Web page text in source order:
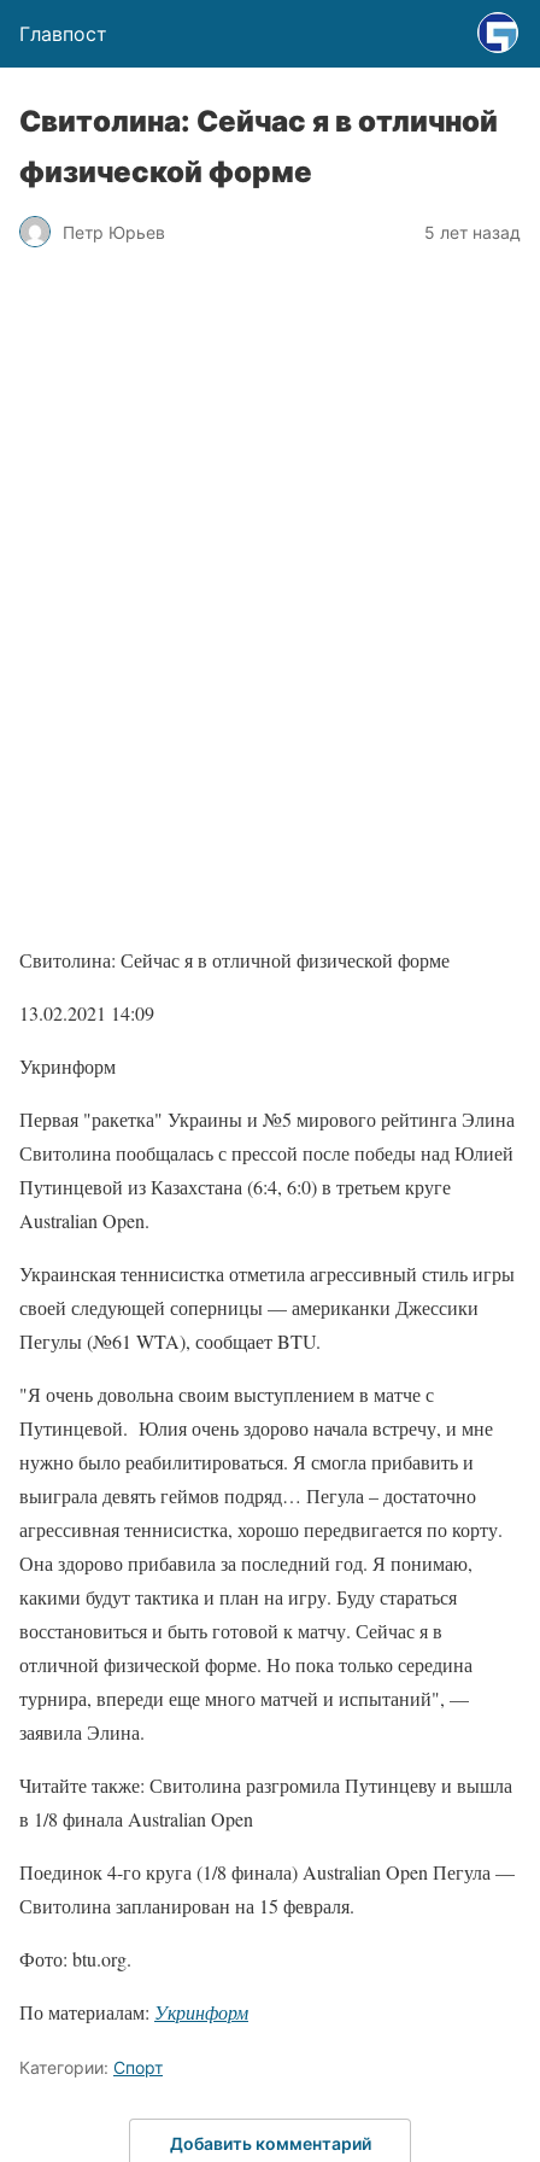
Главпост
Свитолина: Сейчас я в отличной
физической форме
Петр Юрьев 5 лет назад
Свитолина: Сейчас я в отличной физической форме
13.02.2021 14:09
Укринформ
Первая "ракетка" Украины и №5 мирового рейтинга Элина
Свитолина пообщалась с прессой после победы над Юлией
Путинцевой из Казахстана (6:4, 6:0) в третьем круге
Australian Open.
Украинская теннисистка отметила агрессивный стиль игры
своей следующей соперницы — американки Джессики
Пегулы (№61 WTA), сообщает BTU.
"Я очень довольна своим выступлением в матче с
Путинцевой. Юлия очень здорово начала встречу, и мне
нужно было реабилитироваться. Я смогла прибавить и
выиграла девять геймов подряд… Пегула – достаточно
агрессивная теннисистка, хорошо передвигается по корту.
Она здорово прибавила за последний год. Я понимаю,
какими будут тактика и план на игру. Буду стараться
восстановиться и быть готовой к матчу. Сейчас я в
отличной физической форме. Но пока только середина
турнира, впереди еще много матчей и испытаний", —
заявила Элина.
Читайте также: Свитолина разгромила Путинцеву и вышла
в 1/8 финала Australian Open
Поединок 4-го круга (1/8 финала) Australian Open Пегула —
Свитолина запланирован на 15 февраля.
Фото: btu.org.
По материалам: Укринформ
Категории: Спорт
Добавить комментарий